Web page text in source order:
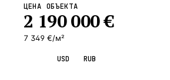
ЦЕНА ОБЪЕКТА
2 190 000€
7 349 €/м²
USD RUB